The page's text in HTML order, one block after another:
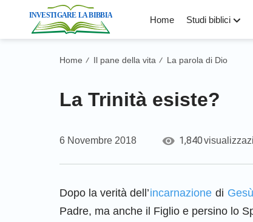
Home Studi biblici
Home / Il pane della vita / La parola di Dio
La Trinità esiste?
6 Novembre 2018 1,840
Dopo la verità dell’incarnazione di Gesù
Padre, ma anche il Figlio e persino lo